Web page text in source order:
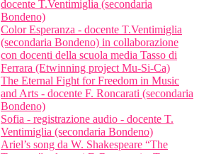
docente T.Ventimiglia (secondaria
Bondeno)
Color Esperanza - docente T.Ventimiglia
(secondaria Bondeno) in collaborazione
con docenti della scuola media Tasso di
Ferrara (Etwinning project Mu-Si-Ca)
The Eternal Fight for Freedom in Music
and Arts - docente F. Roncarati (secondaria
Bondeno)
Sofia - registrazione audio - docente T.
Ventimiglia (secondaria Bondeno)
Ariel’s song da W. Shakespeare “The